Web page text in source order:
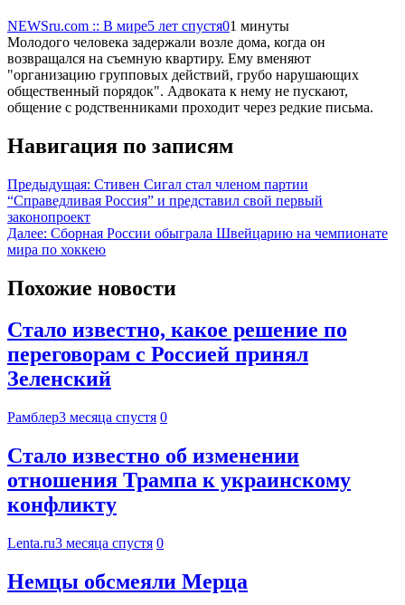
NEWSru.com :: В мире5 лет спустя01 минуты
Молодого человека задержали возле дома, когда он
возвращался на съемную квартиру. Ему вменяют
"организацию групповых действий, грубо нарушающих
общественный порядок". Адвоката к нему не пускают,
общение с родственниками проходит через редкие письма.
Навигация по записям
Предыдущая: Стивен Сигал стал членом партии
“Справедливая Россия” и представил свой первый
законопроект
Далее: Сборная России обыграла Швейцарию на чемпионате
мира по хоккею
Похожие новости
Стало известно, какое решение по
переговорам с Россией принял
Зеленский
Рамблер3 месяца спустя 0
Стало известно об изменении
отношения Трампа к украинскому
конфликту
Lenta.ru3 месяца спустя 0
Немцы обсмеяли Мерца